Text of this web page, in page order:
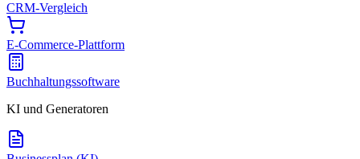
CRM-Vergleich
E-Commerce-Plattform
Buchhaltungssoftware
KI und Generatoren